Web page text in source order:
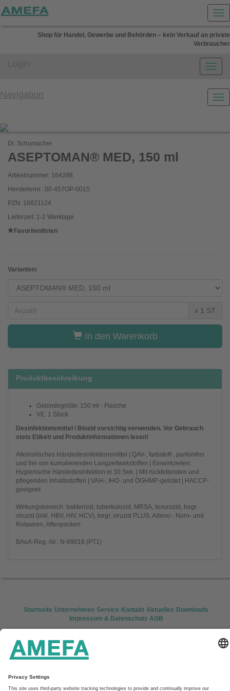
Shop für Handel, Gewerbe und Behörden – kein Verkauf an private
Verbraucher
Navigation
Dr. Schumacher
ASEPTOMAN® MED, 150 ml
Artikelnummer: 164288
Herstellernr.: 00-457OP-0015
PZN: 16821124
Lieferzeit: 1-2 Werktage
Favoritenlisten
Varianten:
x 1 ST
In den Warenkorb
Produktbeschreibung
Gebindegröße: 150 ml - Flasche
VE: 1 Stück
Desinfektionsmittel / Biozid vorsichtig verwenden. Vor Gebrauch
stets Etikett und Produktinformationen lesen!
Alkoholisches Händedesinfektionsmittel | QAV-, farbstoff-, parfümfrei
und frei von kumulierenden Langzeitwirkstoffen | Einwirkzeiten:
Hygienische Händedesinfektion in 30 Sek. | Mit rückfettenden und
pflegenden Inhaltsstoffen | VAH-, IHO- und ÖGHMP-gelistet | HACCP-
geeignet
Wirkungsbereich: bakterizid, tuberkulozid, MRSA, levurozid, begr.
viruzid (inkl. HBV, HIV, HCV), begr. viruzid PLUS, Adeno-, Noro- und
Rotaviren, Affenpocken
BAuA-Reg.-Nr.: N-69016 (PT1)
Startseite Unternehmen Service Kontakt Aktuelles Downloads
Impressum & Datenschutz AGB
In den Fritzenstücker 9-11
65549 Limburg
Tel: +49 (0) 6431/7302 200
Fax: +49 (0) 6431/7302 269